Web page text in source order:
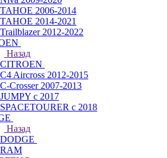
TAHOE 2006-2014
TAHOE 2014-2021
Trailblazer 2012-2022
Назад
CITROEN
C4 Aircross 2012-2015
C-Crosser 2007-2013
JUMPY с 2017
SPACETOURER с 2018
Назад
DODGE
RAM